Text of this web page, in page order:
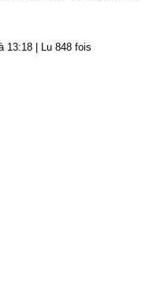
13:18 | Lu 848 fois